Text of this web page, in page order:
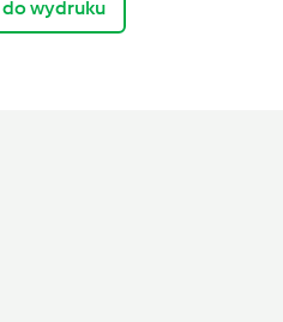
wydruku